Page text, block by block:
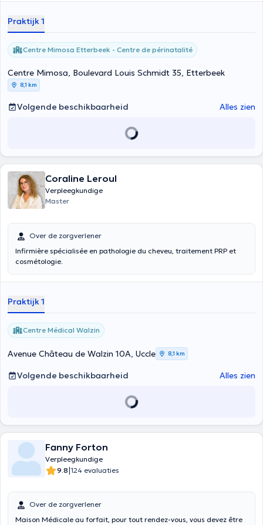
choix, afin de vous offrir un accompagnement respectueux et
Praktijk 1
Centre Mimosa Etterbeek - Centre de périnatalité
Centre Mimosa, Boulevard Louis Schmidt 35, Etterbeek
8,1 km
Volgende beschikbaarheid Alles zien
Coraline Leroul
Verpleegkundige
Master
Over de zorgverlener
Infirmière spécialisée en pathologie du cheveu, traitement PRP et
cosmétologie.
Praktijk 1
Centre Médical Walzin
Avenue Château de Walzin 10A, Uccle 8,1 km
Volgende beschikbaarheid Alles zien
Fanny Forton
Verpleegkundige
9.8|124 evaluaties
Over de zorgverlener
Maison Médicale au forfait, pour tout rendez-vous, vous devez être